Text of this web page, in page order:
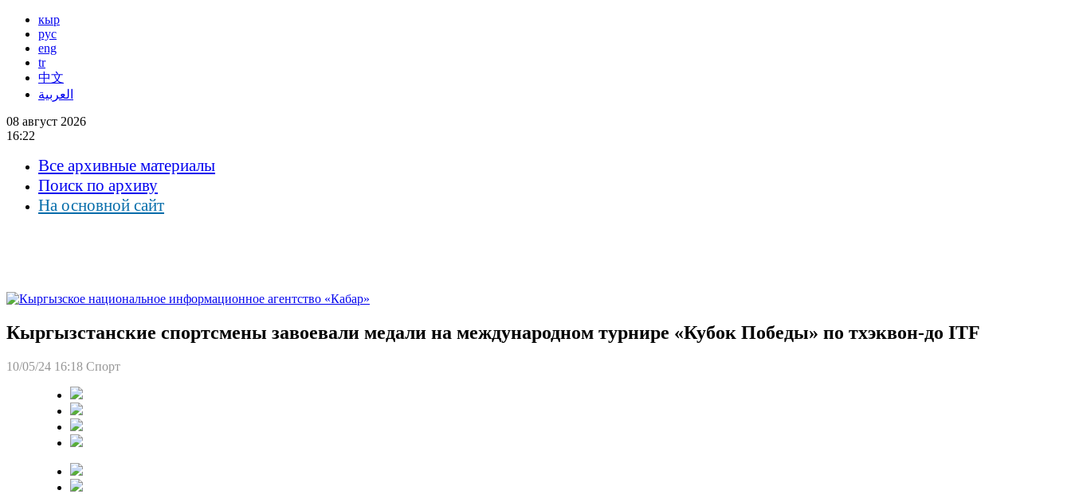
кыр
рус
eng
tr
中文
العربية
08 август 2026
16:22
Все архивные материалы
Поиск по архиву
На основной сайт
Кыргызстанские спортсмены завоевали медали на международном турнире «Кубок Победы» по тхэквон-до ITF
10/05/24 16:18 Спорт